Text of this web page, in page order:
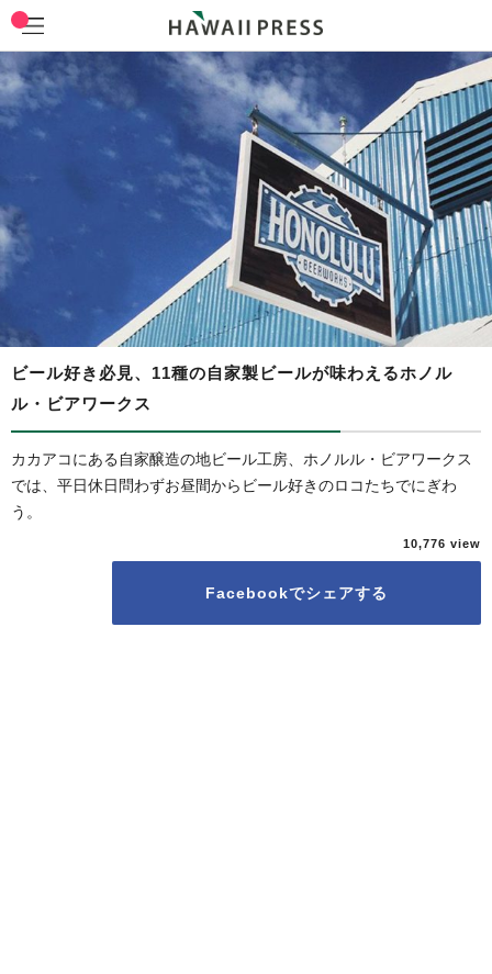
ビール好き必見、11種の自家製ビールが味わえるホノル
ル・ビアワークス
カカアコにある自家醸造の地ビール工房、ホノルル・ビアワークス
では、平日休日問わずお昼間からビール好きのロコたちでにぎわ
う。
10,776
Facebookでシェアする